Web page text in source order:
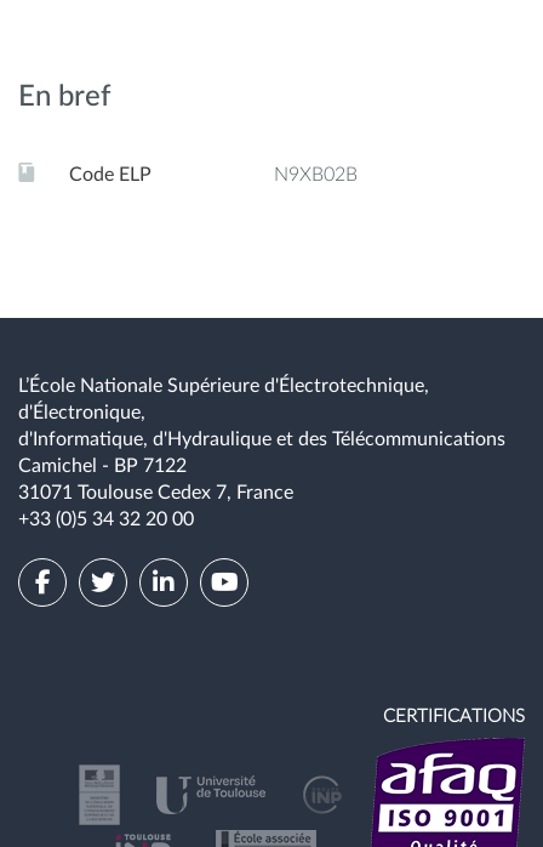
En bref
Code ELP N9XB02B
L’École Nationale Supérieure d'Électrotechnique,
d'Électronique,
d'Informatique, d'Hydraulique et des Télécommunications
Camichel - BP 7122
31071 Toulouse Cedex 7, France
+33 (0)5 34 32 20 00
CERTIFICATIONS